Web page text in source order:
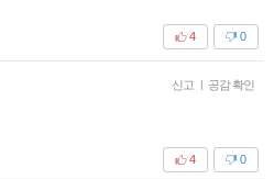
0
4
신고 | 공감 확인
0
4